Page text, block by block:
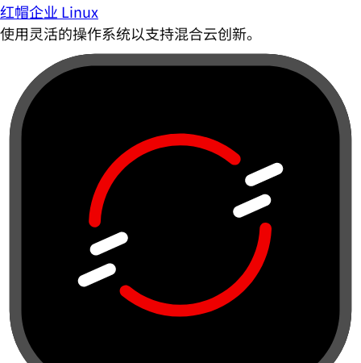
红帽企业 Linux
使用灵活的操作系统以支持混合云创新。